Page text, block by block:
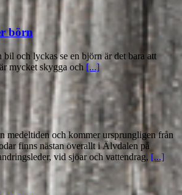
börn
bil och lyckas se en björn är det bara att
mycket skygga och [...]
medeltiden och kommer ursprungligen från
finns nästan överallt i Älvdalen på
vid sjöar och vattendrag, [...]